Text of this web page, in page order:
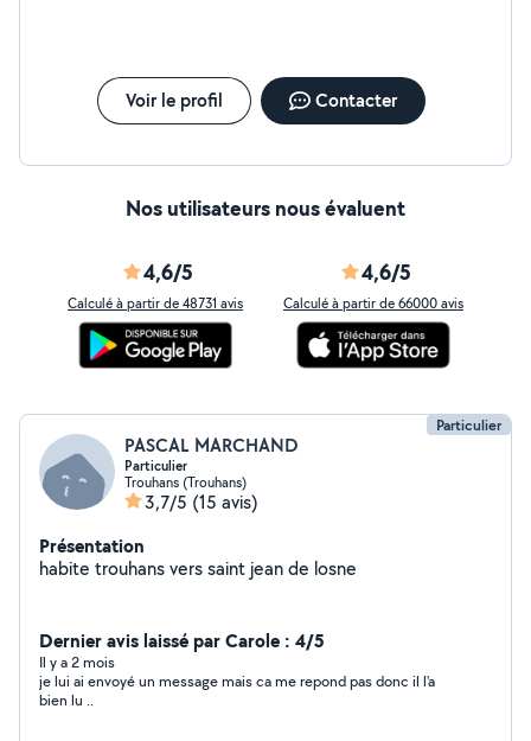
Voir le profil Contacter
Nos utilisateurs nous évaluent
4,6/5
Calculé à partir de 48731 avis
4,6/5
Calculé à partir de 66000 avis
Particulier
PASCAL MARCHAND
Particulier
Trouhans (Trouhans)
3,7/5 (15 avis)
Présentation
habite trouhans vers saint jean de losne
Dernier avis laissé par Carole : 4/5
Il y a 2 mois
je lui ai envoyé un message mais ca me repond pas donc il l'a
bien lu ..